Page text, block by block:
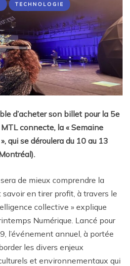
TECHNOLOGIE
d’acheter son billet pour la 5e
connecte, la « Semaine
qui se déroulera du 10 au 13
de mieux comprendre la
en tirer profit, à travers le
collective » explique
Numérique. Lancé pour
l’événement annuel, à portée
les divers enjeux
et environnementaux qui